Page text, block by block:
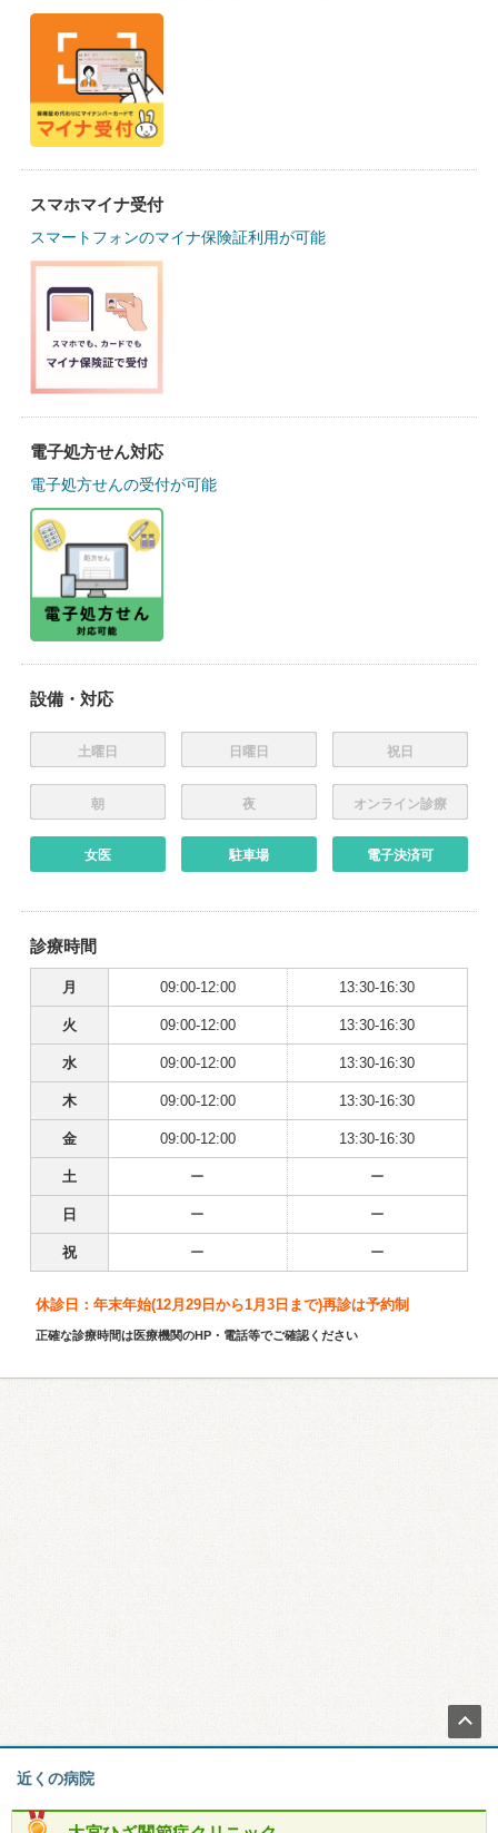
スマホマイナ受付
スマートフォンのマイナ保険証利用が可能
電子処方せん対応
電子処方せんの受付が可能
設備・対応
土曜日 日曜日 祝日
朝 夜 オンライン診療
女医 駐車場 電子決済可
診療時間
月 09:00-12:00 13:30-16:30
火 09:00-12:00 13:30-16:30
水 09:00-12:00 13:30-16:30
木 09:00-12:00 13:30-16:30
金 09:00-12:00 13:30-16:30
土 ー ー
日 ー ー
祝 ー ー
休診日：年末年始(12月29日から1月3日まで)再診は予約制
正確な診療時間は医療機関のHP・電話等でご確認ください
近くの病院